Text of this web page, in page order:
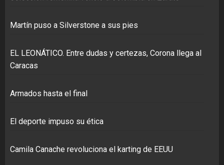
Martín puso a Silverstone a sus pies
EL LEONÁTICO. Entre dudas y certezas, Corona llega al
Caracas
Armados hasta el final
El deporte impuso su ética
Camila Canache revoluciona el karting de EEUU